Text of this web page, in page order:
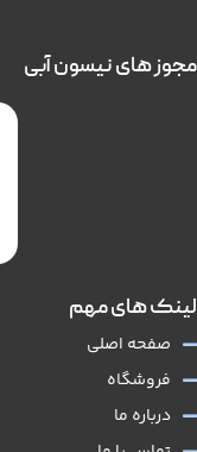
لینک های مهم
صفحه اصلی
فروشگاه
درباره ما
مجوز های نیسون آبی